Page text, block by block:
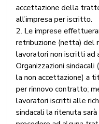
accettazione della
all’impresa per iscritto.
2. Le imprese
retribuzione (netta) del
lavoratori non iscritti
Organizzazioni
la non accettazione) a
per rinnovo contratto;
lavoratori iscritti alle
sindacali la ritenuta